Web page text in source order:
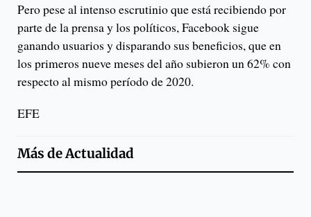
Pero pese al intenso escrutinio que está recibiendo por
parte de la prensa y los políticos, Facebook sigue
ganando usuarios y disparando sus beneficios, que en
los primeros nueve meses del año subieron un 62% con
respecto al mismo período de 2020.
EFE
Más deActualidad